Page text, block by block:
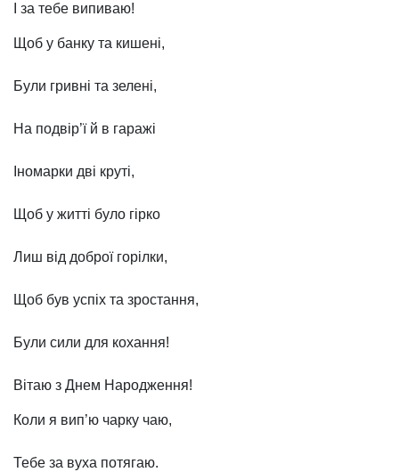
І за тебе випиваю!
Щоб у банку та кишенi,
Були гривнi та зеленi,
На подвір’ї й в гаражі
Іномарки дві круті,
Щоб у життi було гiрко
Лиш вiд доброї горiлки,
Щоб був успiх та зростання,
Були сили для кохання!
Вiтаю з Днем Народження!
Коли я вип’ю чарку чаю,
Тебе за вуха потягаю.